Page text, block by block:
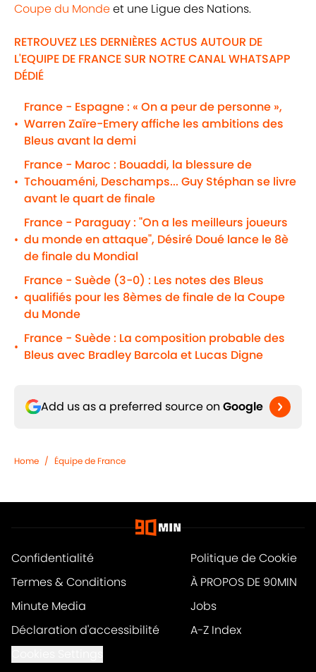
Coupe du Mondeet une Ligue des Nations.
RETROUVEZ LES DERNIÈRES ACTUS AUTOUR DE
L'EQUIPE DE FRANCE SUR NOTRE CANAL WHATSAPP
DÉDIÉ
•
France - Espagne : « On a peur de personne »,
Warren Zaïre-Emery affiche les ambitions des
Bleus avant la demi
•
France - Maroc : Bouaddi, la blessure de
Tchouaméni, Deschamps... Guy Stéphan se livre
avant le quart de finale
•
France - Paraguay : "On a les meilleurs joueurs
du monde en attaque", Désiré Doué lance le 8è
de finale du Mondial
•
France - Suède (3-0) : Les notes des Bleus
qualifiés pour les 8èmes de finale de la Coupe
du Monde
•
France - Suède : La composition probable des
Bleus avec Bradley Barcola et Lucas Digne
Add us as a preferred source on Google
Home / Équipe de France
Confidentialité
Politique de Cookie
Termes & Conditions
À PROPOS DE 90MIN
Minute Media
Jobs
Déclaration d'accessibilité
A-Z Index